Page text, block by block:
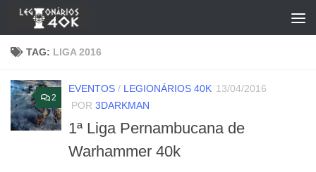
Skip to content
TAG: LIGA 2016
2
EVENTOS / LEGIONÁRIOS 40K 13/04/2016
POR 3DARKMAN
1ª Liga Pernambucana de
Warhammer 40k